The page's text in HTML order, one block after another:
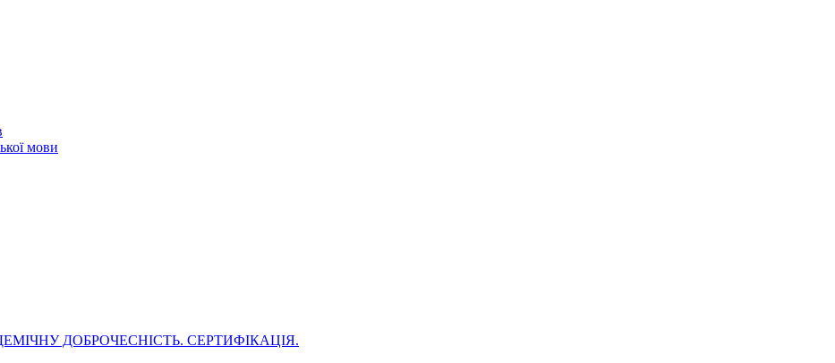
мови
ДОБРОЧЕСНІСТЬ. СЕРТИФІКАЦІЯ.